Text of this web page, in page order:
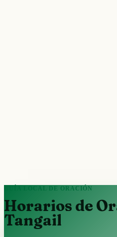
GUÍA LOCAL DE ORACIÓN
Horarios de
Tangail